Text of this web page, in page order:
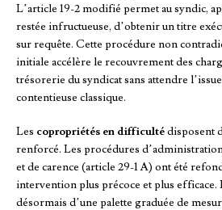
L’article 19-2 modifié permet au syndic,
restée infructueuse, d’obtenir un titre
sur requête. Cette procédure non
initiale accélère le recouvrement des
trésorerie du syndicat sans attendre
contentieuse classique.
Les copropriétés en difficultédisposent
renforcé. Les procédures
et de carence (article 29-1 A) ont été
intervention plus précoce et plus efficace.
désormais d’une palette graduée de